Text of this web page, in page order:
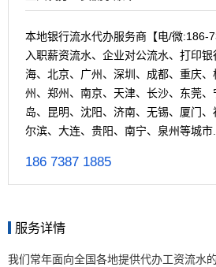
本地银行流水代办服务商【电/微:186-
入职薪资流水、企业对公流水、打印
海、北京、广州、深圳、成都、重庆
州、郑州、南京、天津、长沙、东莞
岛、昆明、沈阳、济南、无锡、厦门
尔滨、大连、贵阳、南宁、泉州等城市.
186 7387 1885
服务详情
我们常年面向全国各地提供代办工资流水